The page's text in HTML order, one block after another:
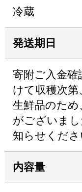
冷蔵
発送期日
寄附ご入金確
けて収穫次第
生鮮品のた
がございま
知らせくださ
内容量